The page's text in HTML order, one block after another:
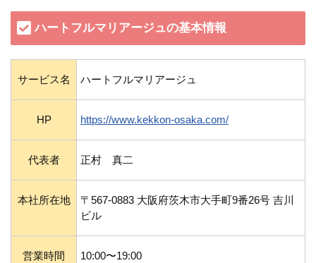
ハートフルマリアージュの基本情報
サービス名 ハートフルマリアージュ
HP https://www.kekkon-osaka.com/
代表者 正村 真二
本社所在地
〒567-0883 大阪府茨木市大手町9番26号 吉川
ビル
営業時間 10:00〜19:00